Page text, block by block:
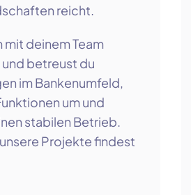
reicht.
mit deinem Team
betreust du
im Bankenumfeld,
um und
stabilen Betrieb.
Projekte findest